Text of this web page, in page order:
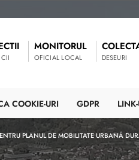
MONITORUL
OFICIAL LOCAL DESEURI
COOKIE-URI GDPR
PLANUL DE MOBILITATE URBANĂ